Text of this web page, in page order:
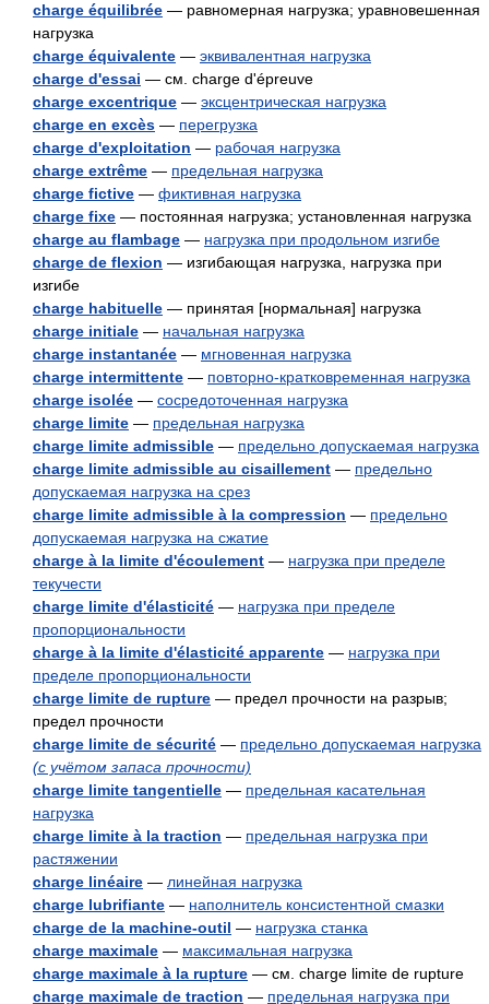
charge équilibrée — равномерная нагрузка; уравновешенная
нагрузка
charge équivalente — эквивалентная нагрузка
charge d'essai — см. charge d'épreuve
charge excentrique — эксцентрическая нагрузка
charge en excès — перегрузка
charge d'exploitation — рабочая нагрузка
charge extrême — предельная нагрузка
charge fictive — фиктивная нагрузка
charge fixe — постоянная нагрузка; установленная нагрузка
charge au flambage — нагрузка при продольном изгибе
charge de flexion — изгибающая нагрузка, нагрузка при
изгибе
charge habituelle — принятая [нормальная] нагрузка
charge initiale — начальная нагрузка
charge instantanée — мгновенная нагрузка
charge intermittente — повторно-кратковременная нагрузка
charge isolée — сосредоточенная нагрузка
charge limite — предельная нагрузка
charge limite admissible — предельно допускаемая нагрузка
charge limite admissible au cisaillement — предельно
допускаемая нагрузка на срез
charge limite admissible à la compression — предельно
допускаемая нагрузка на сжатие
charge à la limite d'écoulement — нагрузка при пределе
текучести
charge limite d'élasticité — нагрузка при пределе
пропорциональности
charge à la limite d'élasticité apparente — нагрузка при
пределе пропорциональности
charge limite de rupture — предел прочности на разрыв;
предел прочности
charge limite de sécurité — предельно допускаемая нагрузка
(с учётом запаса прочности)
charge limite tangentielle — предельная касательная
нагрузка
charge limite à la traction — предельная нагрузка при
растяжении
charge linéaire — линейная нагрузка
charge lubrifiante — наполнитель консистентной смазки
charge de la machine-outil — нагрузка станка
charge maximale — максимальная нагрузка
charge maximale à la rupture — см. charge limite de rupture
charge maximale de traction — предельная нагрузка при